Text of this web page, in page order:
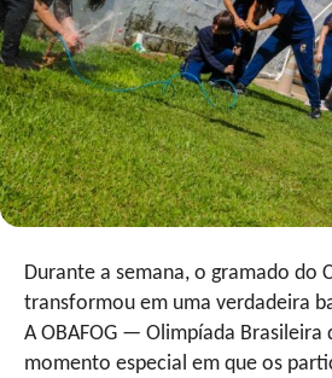
Durante a semana, o gramado do
transformou em uma verdadeira
A OBAFOG — Olimpíada Brasileira
momento especial em que os